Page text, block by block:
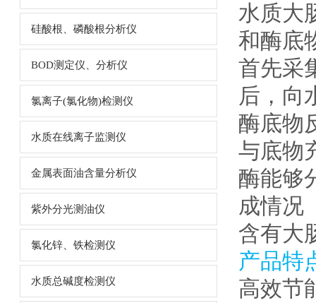
硅酸根、磷酸根分析仪
BOD测定仪、分析仪
氯离子(氯化物)检测仪
水质在线离子监测仪
金属表面油含量分析仪
紫外分光测油仪
氯化锌、铁检测仪
水质总碱度检测仪
水质大
和酶底
首先采
后，向
酶底物
与底物
酶能够
成情况
含有大
产品特
高效节